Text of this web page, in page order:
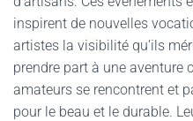
inspirent de nouvelles
artistes la visibilité qu’ils
prendre part à une aventure
amateurs se rencontrent et
pour le beau et le durable.